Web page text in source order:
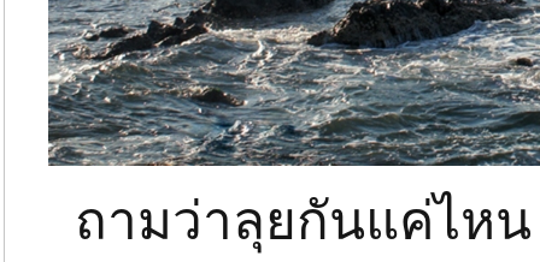
ถามว่าลุยกันแค่ไห